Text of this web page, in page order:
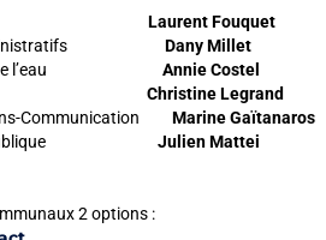
Laurent Fouquet
administratifs
Dany Millet
de l’eau
Annie Costel
CCAS Christine Legrand
Communication Marine Gaïtanaros
voie publique Julien Mattei
2 options :